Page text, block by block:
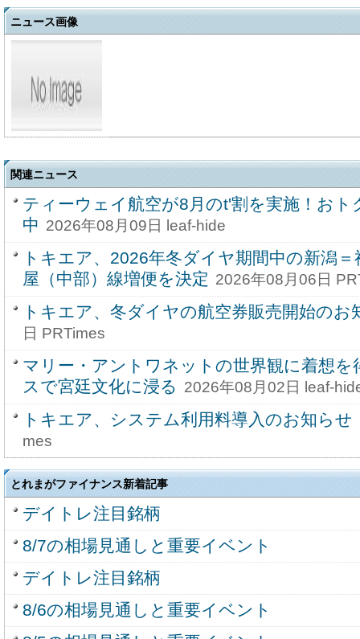
ニュース画像
関連ニュース
ティーウェイ航空が8月のt'割を実施！おト
中 2026年08月09日 leaf-hide
トキエア、2026年冬ダイヤ期間中の新潟
屋（中部）線増便を決定 2026年08月06日
トキエア、冬ダイヤの航空券販売開始のお
日 PRTimes
マリー・アントワネットの世界観に着想
スで宮廷文化に浸る 2026年08月02日 leaf-
トキエア、システム利用料導入のお知らせ
mes
とれまがファイナンス新着記事
デイトレ注目銘柄
8/7の相場見通しと重要イベント
デイトレ注目銘柄
8/6の相場見通しと重要イベント